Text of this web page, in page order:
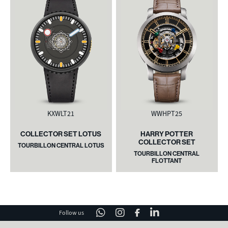
KXWLT21
COLLECTOR SET LOTUS
TOURBILLON CENTRAL LOTUS
WWHPT25
HARRY POTTER
COLLECTOR SET
TOURBILLON CENTRAL
FLOTTANT
Follow us